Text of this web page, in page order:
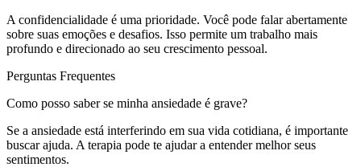
A confidencialidade é uma prioridade. Você pode falar abertamente
sobre suas emoções e desafios. Isso permite um trabalho mais
profundo e direcionado ao seu crescimento pessoal.
Perguntas Frequentes
Como posso saber se minha ansiedade é grave?
Se a ansiedade está interferindo em sua vida cotidiana, é importante
buscar ajuda. A terapia pode te ajudar a entender melhor seus
sentimentos.